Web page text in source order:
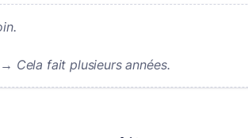
Cela fait plusieurs années.